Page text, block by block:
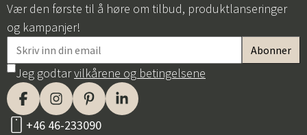
Vær den første til å høre om tilbud, produktlanseringer
og kampanjer!
Jeg godtarvilkårene og betingelsene
+46 46-233090